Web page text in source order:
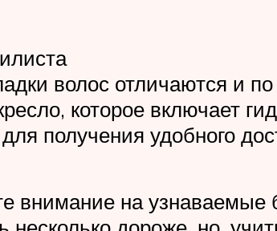
волос отличаются и
которое включает
получения удобного
внимание на узнаваемые